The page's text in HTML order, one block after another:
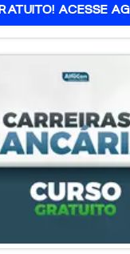
ACESSE